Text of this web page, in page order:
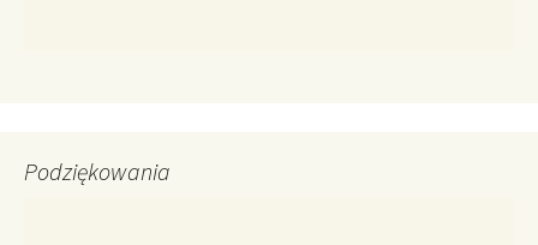
Podziękowania